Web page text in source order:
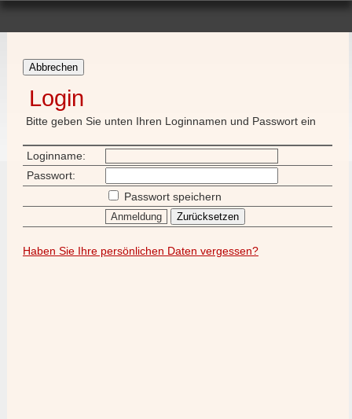
Abbrechen
Login
Bitte geben Sie unten Ihren Loginnamen und Passwort ein
Loginname:
Passwort:
Passwort speichern
Haben Sie Ihre persönlichen Daten vergessen?